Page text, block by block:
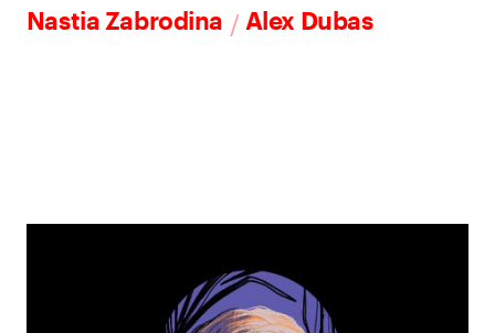
Nastia Zabrodina / Alex Dubas